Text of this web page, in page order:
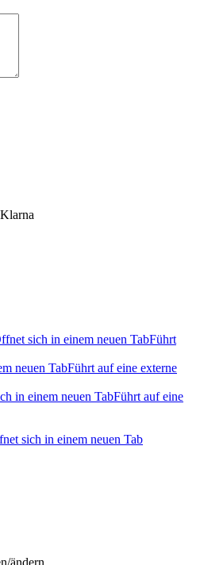
sich in einem neuen TabFührt
neuen TabFührt auf eine externe
in einem neuen TabFührt auf eine
sich in einem neuen Tab
ändern